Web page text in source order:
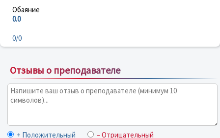
Обаяние
0.0
0/0
Отзывы о преподавателе
+ Положительный – Отрицательный